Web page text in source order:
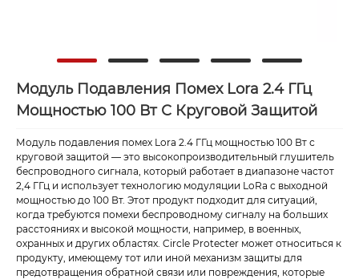
Модуль Подавления Помех Lora 2.4 ГГц
Мощностью 100 Вт С Круговой Защитой
Модуль подавления помех Lora 2.4 ГГц мощностью 100 Вт с
круговой защитой — это высокопроизводительный глушитель
беспроводного сигнала, который работает в диапазоне частот
2,4 ГГц и использует технологию модуляции LoRa с выходной
мощностью до 100 Вт. Этот продукт подходит для ситуаций,
когда требуются помехи беспроводному сигналу на больших
расстояниях и высокой мощности, например, в военных,
охранных и других областях. Circle Protecter может относиться к
продукту, имеющему тот или иной механизм защиты для
предотвращения обратной связи или повреждения, которые